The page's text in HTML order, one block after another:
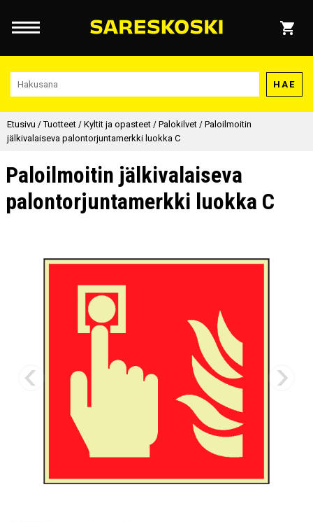
HAE
Etusivu /Tuotteet / Kyltit ja opasteet / Palokilvet / Paloilmoitin
jälkivalaiseva palontorjuntamerkki luokka C
Paloilmoitin jälkivalaiseva
palontorjuntamerkki luokka C